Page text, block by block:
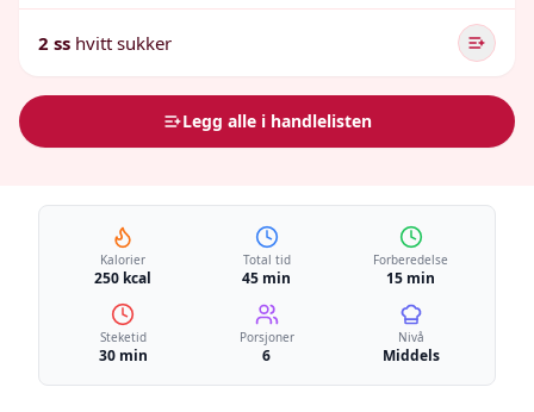
2 ss hvitt sukker
Legg alle i handlelisten
Kalorier
250 kcal
Total tid
45 min
Forberedelse
15 min
Steketid
30 min
Porsjoner
6
Nivå
Middels